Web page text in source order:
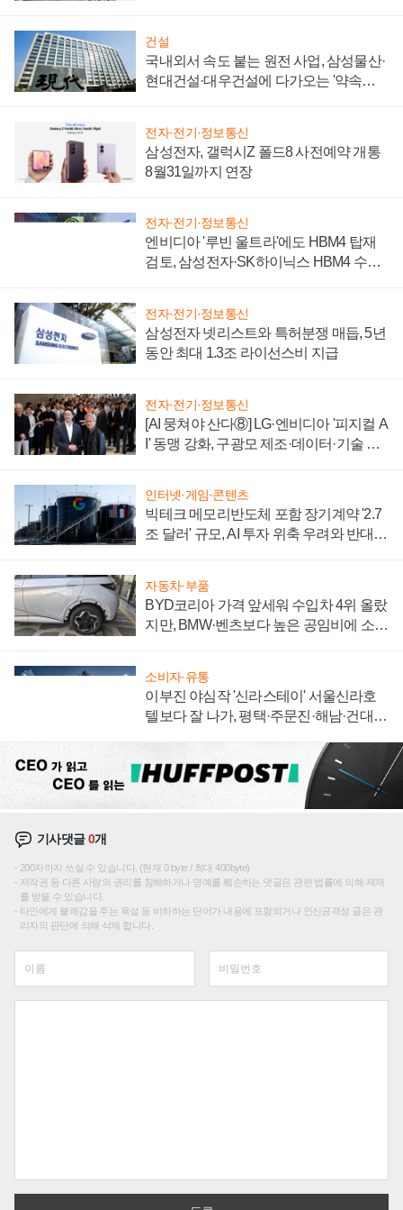
건설
국내외서 속도 붙는 원전 사업, 삼성물산·
현대건설·대우건설에 다가오는 '약속의
전자·전기·정보통신
삼성전자, 갤럭시Z 폴드8 사전예약 개통
8월31일까지 연장
전자·전기·정보통신
엔비디아 '루빈 울트라'에도 HBM4 탑재
검토, 삼성전자·SK하이닉스 HBM4 수율
전자·전기·정보통신
삼성전자 넷리스트와 특허분쟁 매듭, 5년
동안 최대 1.3조 라이선스비 지급
전자·전기·정보통신
[AI 뭉쳐야 산다⑧] LG·엔비디아 '피지컬 A
I' 동맹 강화, 구광모 제조·데이터·기술 결
인터넷·게임·콘텐츠
빅테크 메모리반도체 포함 장기계약 '2.7
조 달러' 규모, AI 투자 위축 우려와 반대
자동차·부품
BYD코리아 가격 앞세워 수입차 4위 올랐
지만, BMW·벤츠보다 높은 공임비에 소비
소비자·유통
이부진 야심작 '신라스테이' 서울신라호
텔보다 잘 나가, 평택·주문진·해남·건대로
기사댓글0개
200자까지 쓰실 수 있습니다. (현재 0 byte / 최대 400byte)
저작권 등 다른 사람의 권리를 침해하거나 명예를 훼손하는 댓글은 관련 법률에 의해 제재
를 받을 수 있습니다.
타인에게 불쾌감을 주는 욕설 등 비하하는 단어가 내용에 포함되거나 인신공격성 글은 관
리자의 판단에 의해 삭제 합니다.